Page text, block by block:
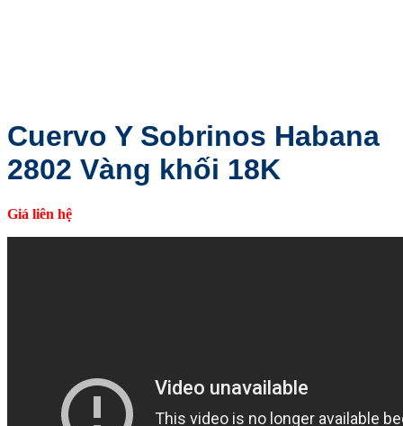
Cuervo Y Sobrinos Habana
2802 Vàng khối 18K
Giá liên hệ